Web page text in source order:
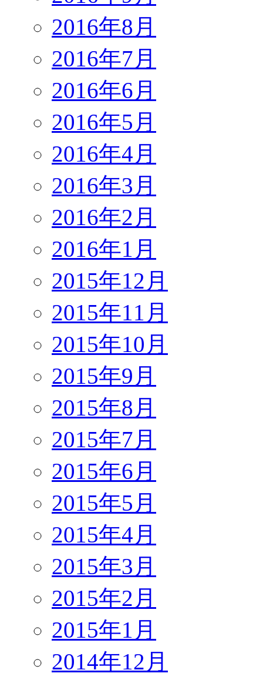
2016年8月
2016年7月
2016年6月
2016年5月
2016年4月
2016年3月
2016年2月
2016年1月
2015年12月
2015年11月
2015年10月
2015年9月
2015年8月
2015年7月
2015年6月
2015年5月
2015年4月
2015年3月
2015年2月
2015年1月
2014年12月